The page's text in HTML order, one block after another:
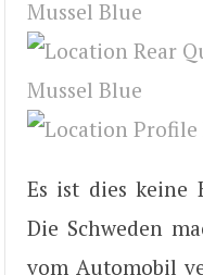
Es ist dies keine
Die Schweden
vom Automobil